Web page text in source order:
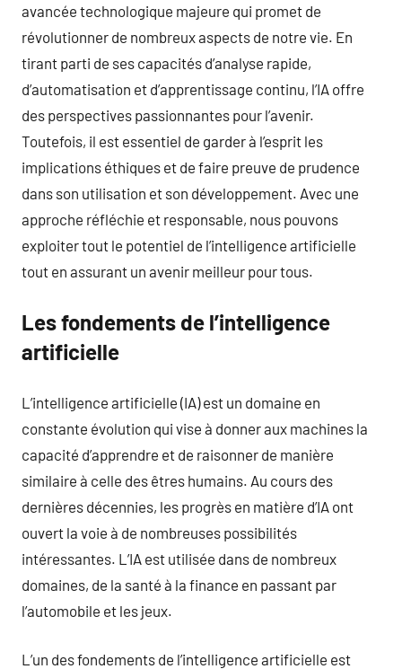
avancée technologique majeure qui promet de
révolutionner de nombreux aspects de notre vie. En
tirant parti de ses capacités d’analyse rapide,
d’automatisation et d’apprentissage continu, l’IA offre
des perspectives passionnantes pour l’avenir.
Toutefois, il est essentiel de garder à l’esprit les
implications éthiques et de faire preuve de prudence
dans son utilisation et son développement. Avec une
approche réfléchie et responsable, nous pouvons
exploiter tout le potentiel de l’intelligence artificielle
tout en assurant un avenir meilleur pour tous.
Les fondements de l’intelligence
artificielle
L’intelligence artificielle (IA) est un domaine en
constante évolution qui vise à donner aux machines la
capacité d’apprendre et de raisonner de manière
similaire à celle des êtres humains. Au cours des
dernières décennies, les progrès en matière d’IA ont
ouvert la voie à de nombreuses possibilités
intéressantes. L’IA est utilisée dans de nombreux
domaines, de la santé à la finance en passant par
l’automobile et les jeux.
L’un des fondements de l’intelligence artificielle est